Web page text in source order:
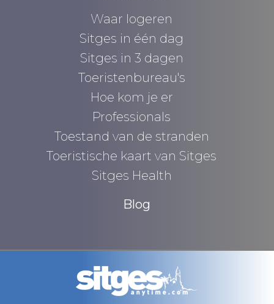
Waar logeren
Sitges in één dag
Sitges in 3 dagen
Toeristenbureau's
Hoe kom je er
Professionals
Toestand van de stranden
Toeristische kaart van Sitges
Sitges Health
Blog